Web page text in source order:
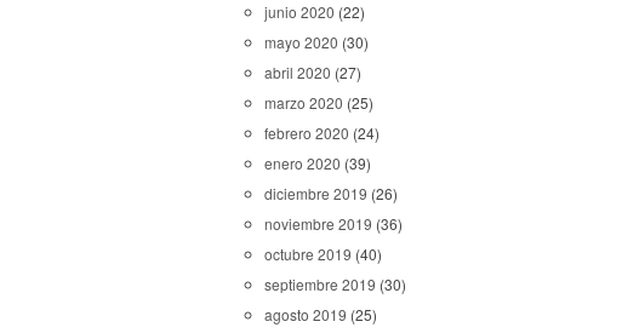
junio 2020 (22)
mayo 2020 (30)
abril 2020 (27)
marzo 2020 (25)
febrero 2020 (24)
enero 2020 (39)
diciembre 2019 (26)
noviembre 2019 (36)
octubre 2019 (40)
septiembre 2019 (30)
agosto 2019 (25)